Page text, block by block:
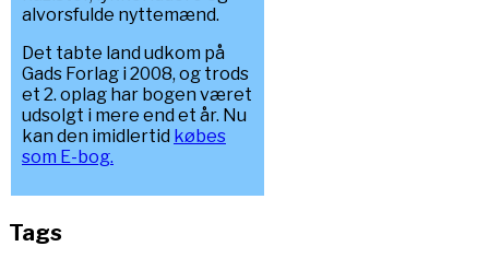
alvorsfulde nyttemænd.
Det tabte land udkom på
Gads Forlag i 2008, og trods
et 2. oplag har bogen været
udsolgt i mere end et år. Nu
kan den imidlertid købes
som E-bog.
Tags